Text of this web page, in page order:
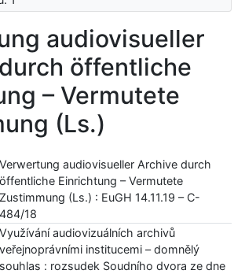
audiovisueller
öffentliche
– Vermutete
(Ls.)
Verwertung audiovisueller Archive durch
öffentliche Einrichtung – Vermutete
Zustimmung (Ls.) : EuGH 14.11.19 – C-
484/18
Využívání audiovizuálních archivů
veřejnoprávními institucemi – domnělý
souhlas : rozsudek Soudního dvora ze dne